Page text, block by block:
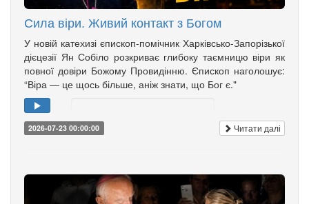
Сила віри. Живий контакт з Богом
У новій катехизі єпископ-помічник Харківсько-Запорізької
дієцезії Ян Собіло розкриває глибоку таємницю віри як
повної довіри Божому Провидінню. Єпископ наголошує:
“Віра — це щось більше, аніж знати, що Бог є."
2026-07-23 00:00:00 Читати далі